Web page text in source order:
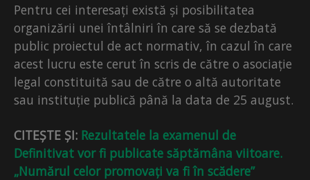
Pentru cei interesați există și posibilitatea
organizării unei întâlniri în care să se dezbată
public proiectul de act normativ, în cazul în care
acest lucru este cerut în scris de către o asociație
legal constituită sau de către o altă autoritate
sau instituție publică până la data de 25 august.
CITEȘTE ȘI: Rezultatele la examenul de
Definitivat vor fi publicate săptămâna viitoare.
„Numărul celor promovați va fi în scădere”